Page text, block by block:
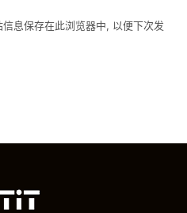
息保存在此浏览器中, 以便下次发